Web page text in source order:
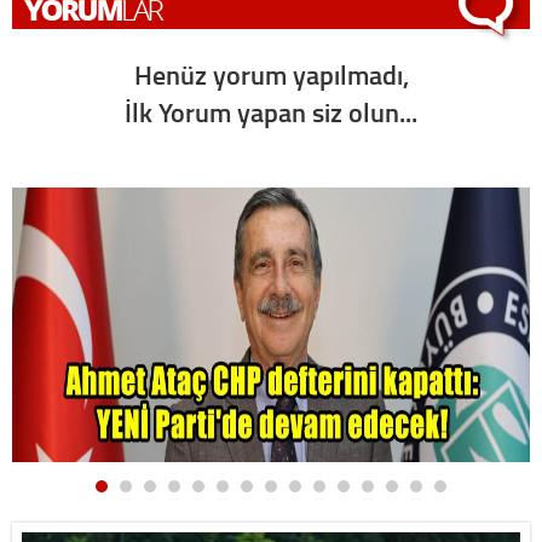
Henüz yorum yapılmadı,
İlk Yorum yapan siz olun...